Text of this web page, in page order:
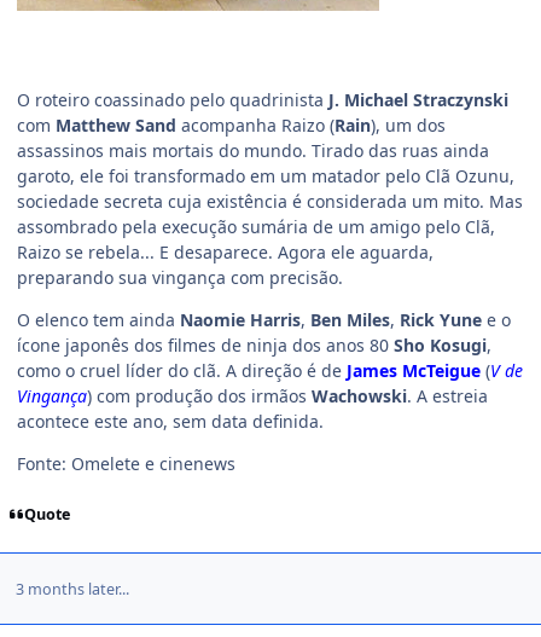
O roteiro coassinado pelo quadrinista J. Michael Straczynski
com Matthew Sand acompanha Raizo (Rain), um dos
assassinos mais mortais do mundo. Tirado das ruas ainda
garoto, ele foi transformado em um matador pelo Clã Ozunu,
sociedade secreta cuja existência é considerada um mito. Mas
assombrado pela execução sumária de um amigo pelo Clã,
Raizo se rebela... E desaparece. Agora ele aguarda,
preparando sua vingança com precisão.
O elenco tem ainda Naomie Harris, Ben Miles, Rick Yune e o
ícone japonês dos filmes de ninja dos anos 80 Sho Kosugi,
como o cruel líder do clã. A direção é de James McTeigue (V de
Vingança) com produção dos irmãos Wachowski. A estreia
acontece este ano, sem data definida.
Fonte: Omelete e cinenews
Quote
3 months later...